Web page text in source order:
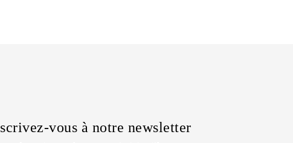
vous à notre newsletter